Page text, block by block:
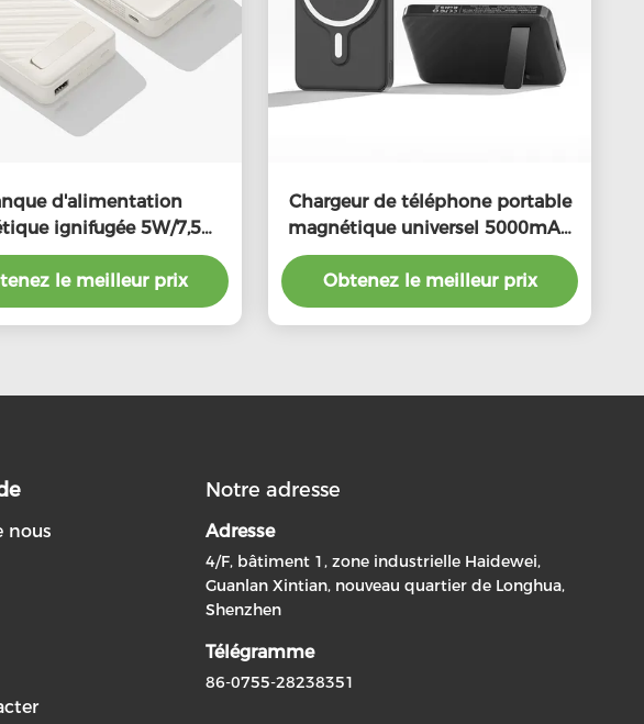
d'alimentation
ignifugée 5W/7,5W
magnétique portable
sans fil
le meilleur prix
Chargeur de téléphone portable
magnétique universel 5000mAh
Black Power Bank pliable
Obtenez le meilleur prix
nous
Notre adresse
Adresse
4/F, bâtiment 1, zone industrielle Haidewei,
Guanlan Xintian, nouveau quartier de Longhua,
Shenzhen
Télégramme
86-0755-28238351